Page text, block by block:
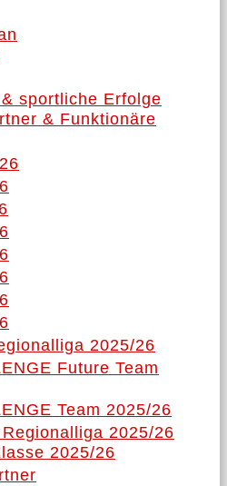
sportliche Erfolge
& Funktionäre
2025/26
Future Team
Team 2025/26
2025/26
2025/26